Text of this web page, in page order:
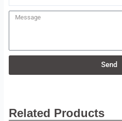
Message
Send
Related Products